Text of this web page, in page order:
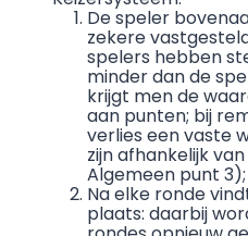
De speler
zekere
spelers hebben
minder dan de
krijgt men de
aan punten; bij
verlies een vaste
zijn afhankelijk
Algemeen punt 3);
Na elke ronde
plaats: daarbij